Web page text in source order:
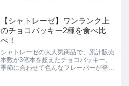
好きなお菓子ばかりが入っている
「Xmasショコラアソート」をご紹介し
ます。
【シャトレーゼ】ワンランク上
のチョコバッキー2種を食べ比
べ！
シャトレーゼの大人気商品で、累計販売
本数が3億本を超えたチョコバッキー。
季節に合わせて色んなフレーバーが登場